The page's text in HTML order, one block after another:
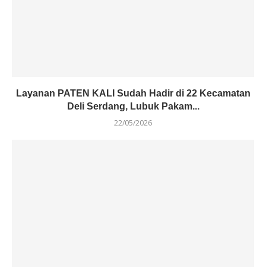
Layanan PATEN KALI Sudah Hadir di 22 Kecamatan
Deli Serdang, Lubuk Pakam...
22/05/2026